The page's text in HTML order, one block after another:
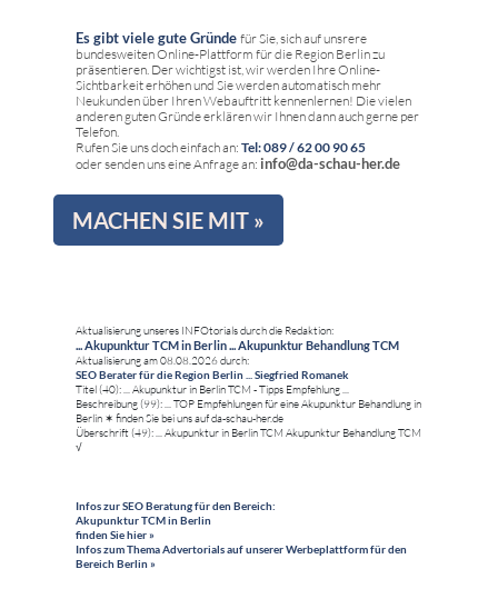
Es gibt viele gute Gründe für Sie, sich auf unsrere
bundesweiten Online-Plattform für die Region Berlin zu
präsentieren. Der wichtigst ist, wir werden Ihre Online-
Sichtbarkeit erhöhen und Sie werden automatisch mehr
Neukunden über Ihren Webauftritt kennenlernen! Die vielen
anderen guten Gründe erklären wir Ihnen dann auch gerne per
Telefon.
Rufen Sie uns doch einfach an: Tel: 089 / 62 00 90 65
oder senden uns eine Anfrage an: info@da-schau-her.de
MACHEN SIE MIT »
Aktualisierung unseres INFOtorials durch die Redaktion:
... Akupunktur TCM in Berlin ... Akupunktur Behandlung TCM
Aktualisierung am 08.08.2026 durch:
SEO Berater für die Region Berlin ... Siegfried Romanek
Titel (40): ... Akupunktur in Berlin TCM - Tipps Empfehlung ...
Beschreibung (99): ... TOP Empfehlungen für eine Akupunktur Behandlung in
Berlin ✶ finden Sie bei uns auf da-schau-her.de
Überschrift (49): ... Akupunktur in Berlin TCM Akupunktur Behandlung TCM
√
Infos zur SEO Beratung für den Bereich:
Akupunktur TCM in Berlin
finden Sie hier »
Infos zum Thema Advertorials auf unserer Werbeplattform für den
Bereich Berlin »